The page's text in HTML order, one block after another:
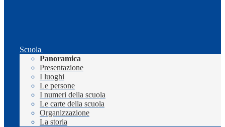
Scuola
Panoramica
Presentazione
I luoghi
Le persone
I numeri della scuola
Le carte della scuola
Organizzazione
La storia